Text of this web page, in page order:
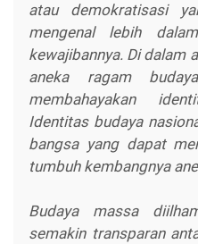
atau demokratisasi
mengenal lebih
kewajibannya. Di dalam
aneka ragam
membahayakan
Identitas budaya
bangsa yang dapat
tumbuh kembangnya
Budaya massa
semakin transparan